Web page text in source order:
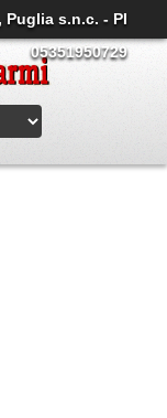
s.n.c. - PI
05351950729